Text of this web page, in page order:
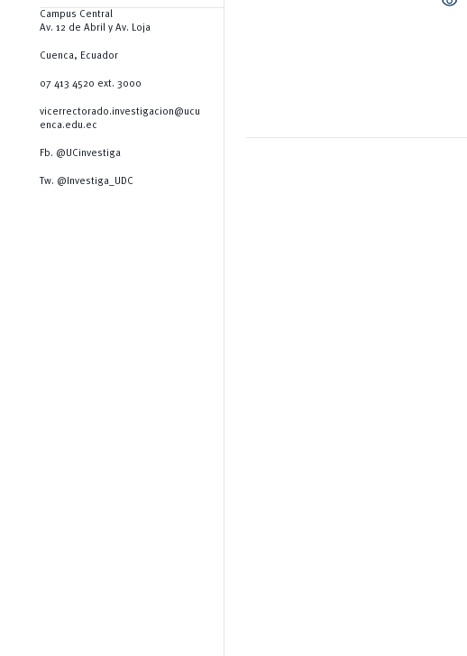
Campus Central
Av. 12 de Abril y Av. Loja
Cuenca, Ecuador
07 413 4520 ext. 3000
vicerrectorado.investigacion@ucu
enca.edu.ec
Fb. @UCinvestiga
Tw. @Investiga_UDC